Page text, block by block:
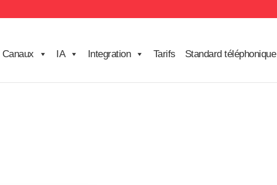
Canaux IA Integration Tarifs Standard téléphonique